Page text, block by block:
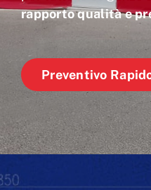
rapporto qualità e
Preventivo